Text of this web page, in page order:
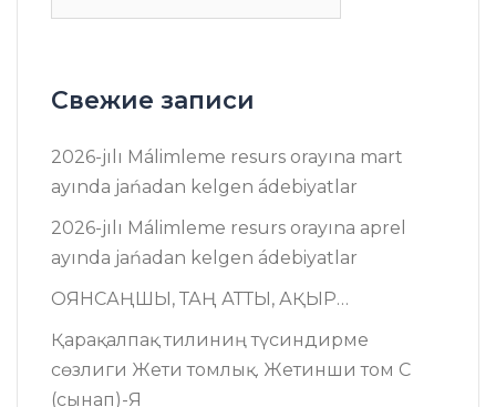
Свежие записи
2026-jılı Málimleme resurs оrayına mart
ayında jańadan kelgen ádebiyatlar
2026-jılı Málimleme resurs оrayına aprel
ayında jańadan kelgen ádebiyatlar
ОЯНСАҢШЫ, ТАҢ АТТЫ, АҚЫР…
Қарақалпақ тилиниң түсиндирме
сөзлиги Жети томлық. Жетинши том C
(сынап)-Я